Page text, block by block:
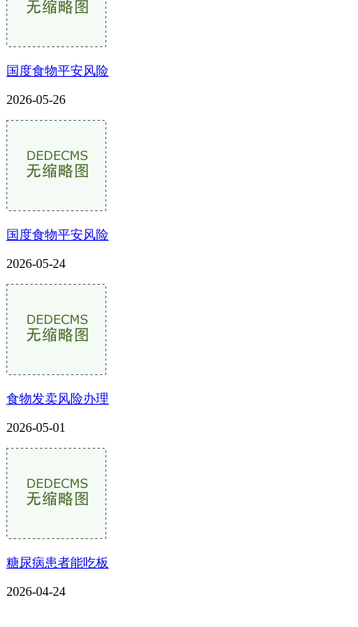
国度食物平安风险
2026-05-26
国度食物平安风险
2026-05-24
食物发卖风险办理
2026-05-01
糖尿病患者能吃板
2026-04-24